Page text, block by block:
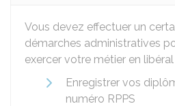
Vous devez effectuer un
démarches administratives
exercer votre métier en libéral
Enregistrer vos
numéro RPPS